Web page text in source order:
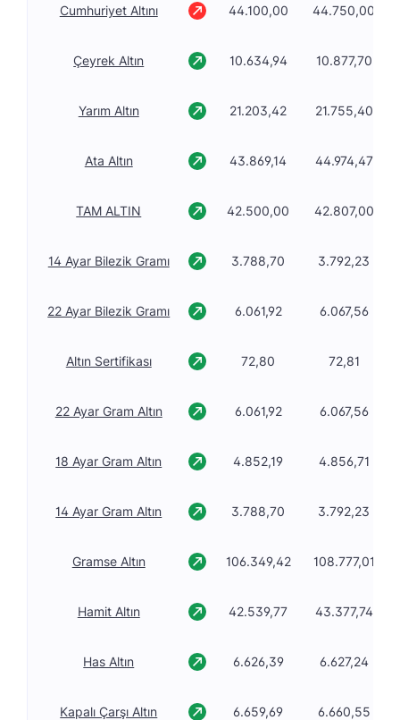
Cumhuriyet Altını 44.100,00 44.750,00
Çeyrek Altın 10.634,94 10.877,70
Yarım Altın 21.203,42 21.755,40
Ata Altın 43.869,14 44.974,47
TAM ALTIN 42.500,00 42.807,00
14 Ayar Bilezik Gramı 3.788,70 3.792,23
22 Ayar Bilezik Gramı 6.061,92 6.067,56
Altın Sertifikası 72,80 72,81
22 Ayar Gram Altın 6.061,92 6.067,56
18 Ayar Gram Altın 4.852,19 4.856,71
14 Ayar Gram Altın 3.788,70 3.792,23
Gramse Altın 106.349,42 108.777,01
Hamit Altın 42.539,77 43.377,74
Has Altın 6.626,39 6.627,24
Kapalı Çarşı Altın 6.659,69 6.660,55